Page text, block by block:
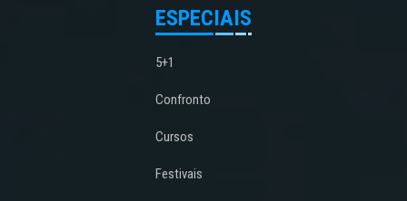
ESPECIAIS
5+1
Confronto
Cursos
Festivais